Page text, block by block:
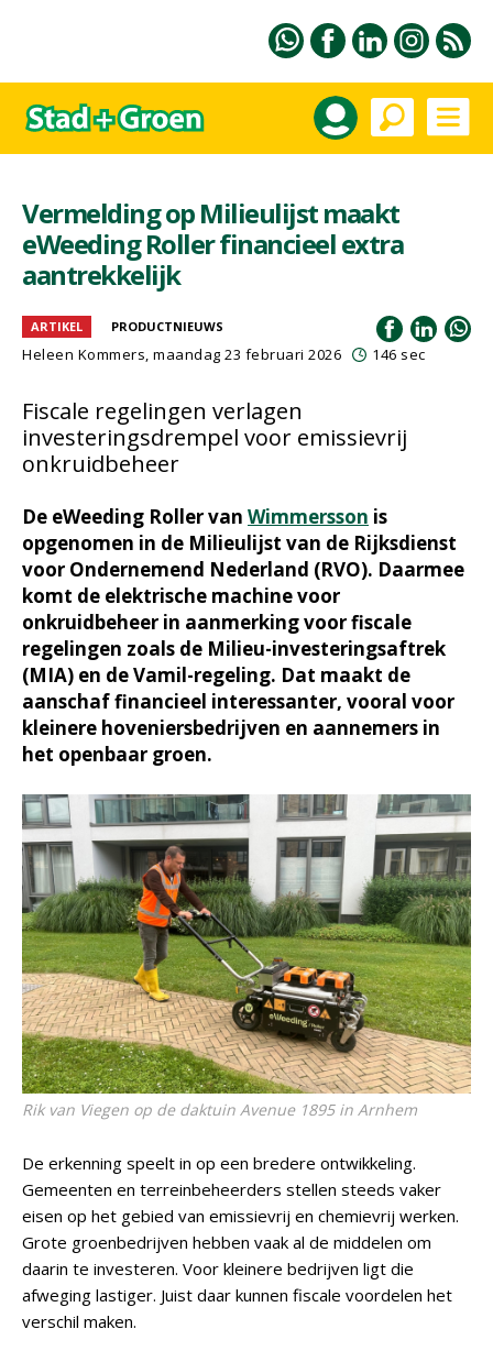
Vermelding op Milieulijst maakt
eWeeding Roller financieel extra
aantrekkelijk
ARTIKEL PRODUCTNIEUWS
Heleen Kommers, maandag 23 februari 2026 146 sec
Fiscale regelingen verlagen
investeringsdrempel voor emissievrij
onkruidbeheer
De eWeeding Roller van Wimmersson is
opgenomen in de Milieulijst van de Rijksdienst
voor Ondernemend Nederland (RVO). Daarmee
komt de elektrische machine voor
onkruidbeheer in aanmerking voor fiscale
regelingen zoals de Milieu-investeringsaftrek
(MIA) en de Vamil-regeling. Dat maakt de
aanschaf financieel interessanter, vooral voor
kleinere hoveniersbedrijven en aannemers in
het openbaar groen.
Rik van Viegen op de daktuin Avenue 1895 in Arnhem
De erkenning speelt in op een bredere ontwikkeling.
Gemeenten en terreinbeheerders stellen steeds vaker
eisen op het gebied van emissievrij en chemievrij werken.
Grote groenbedrijven hebben vaak al de middelen om
daarin te investeren. Voor kleinere bedrijven ligt die
afweging lastiger. Juist daar kunnen fiscale voordelen het
verschil maken.